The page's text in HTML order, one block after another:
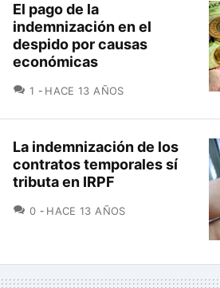
El pago de la
indemnización en el
despido por causas
económicas
1 COMENTARIOS
HACE 13 AÑOS
La indemnización de los
contratos temporales sí
tributa en IRPF
0 COMENTARIOS
HACE 13 AÑOS